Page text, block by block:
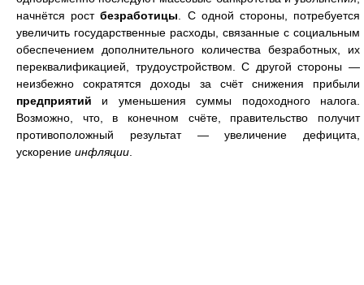
начнётся ростбезработицы . С одной стороны, потребуется
увеличить государственные расходы, связанные с социальным
обеспечением дополнительного количества безработных, их
переквалификацией, трудоустройством. С другой стороны —
неизбежно сократятся доходы за счёт снижения прибыли
предприятий и уменьшения суммы подоходного налога.
Возможно, что, в конечном счёте, правительство получит
противоположный результат — увеличение дефицита,
ускорение инфляции